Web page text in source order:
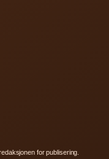
for publisering.